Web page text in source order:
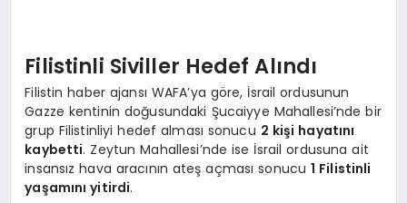
MAGAZIN
KRIPTO PARA
GEZI & SEYAHAT
Filistinli Siviller Hedef Alındı
Filistin haber ajansı WAFA’ya göre, İsrail ordusunun
Gazze kentinin doğusundaki Şucaiyye Mahallesi’nde bir
grup Filistinliyi hedef alması sonucu 2 kişi hayatını
kaybetti. Zeytun Mahallesi’nde ise İsrail ordusuna ait
insansız hava aracının ateş açması sonucu1 Filistinli
yaşamını yitirdi.